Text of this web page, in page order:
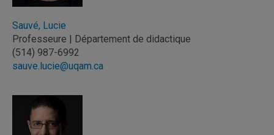
Sauvé, Lucie
Professeure | Département de didactique
(514) 987-6992
sauve.lucie@uqam.ca